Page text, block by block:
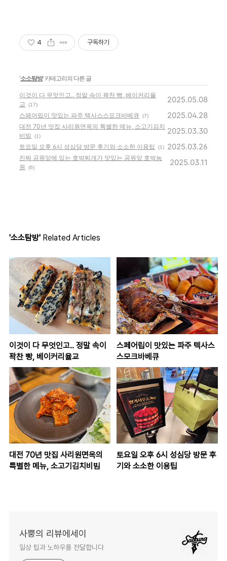
4 구독하기
'소소탐방' 카테고리의 다른 글
이것이 다 무엇인고.. 정말 속이 꽉찬 빵, 베이커리율
교
(17)
2025.05.08
스페어립이 맛있는 파주 텍사스스모크바베큐 (7) 2025.04.28
대전 70년 맛집 사리원면옥의 특별한 메뉴, 소고기김치
비빔
(1)
2025.03.30
토요일 오후 6시 성심당 방문 후기와 소소한 이용팁 (1) 2025.03.26
진짜 공원앞에 있는 호박찌개가 맛있는 공원앞 호박농
원
(6)
2025.03.11
'소소탐방' Related Articles
이것이 다 무엇인고.. 정말 속이
꽉찬 빵, 베이커리율교
스페어립이 맛있는 파주 텍사스
스모크바베큐
대전 70년 맛집 사리원면옥의
특별한 메뉴, 소고기김치비빔
토요일 오후 6시 성심당 방문 후
기와 소소한 이용팁
사뿡의 리뷰에세이
일상 팁과 노하우를 전달합니다